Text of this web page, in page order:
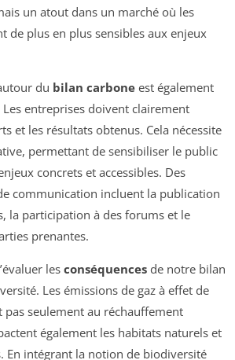
un atout dans un marché où les
de plus en plus sensibles aux enjeux
du bilan carbone est également
entreprises doivent clairement
et les résultats obtenus. Cela nécessite
permettant de sensibiliser le public
concrets et accessibles. Des
communication incluent la publication
la participation à des forums et le
prenantes.
les conséquences de notre bilan
Les émissions de gaz à effet de
seulement au réchauffement
également les habitats naturels et
En intégrant la notion de biodiversité